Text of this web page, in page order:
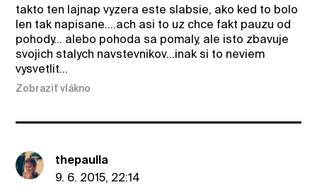
takto ten lajnap vyzera este slabsie, ako ked to bolo
len tak napisane....ach asi to uz chce fakt pauzu od
pohody... alebo pohoda sa pomaly, ale isto zbavuje
svojich stalych navstevnikov...inak si to neviem
vysvetlit...
Zobraziť vlákno
thepaulla
9. 6. 2015, 22:14